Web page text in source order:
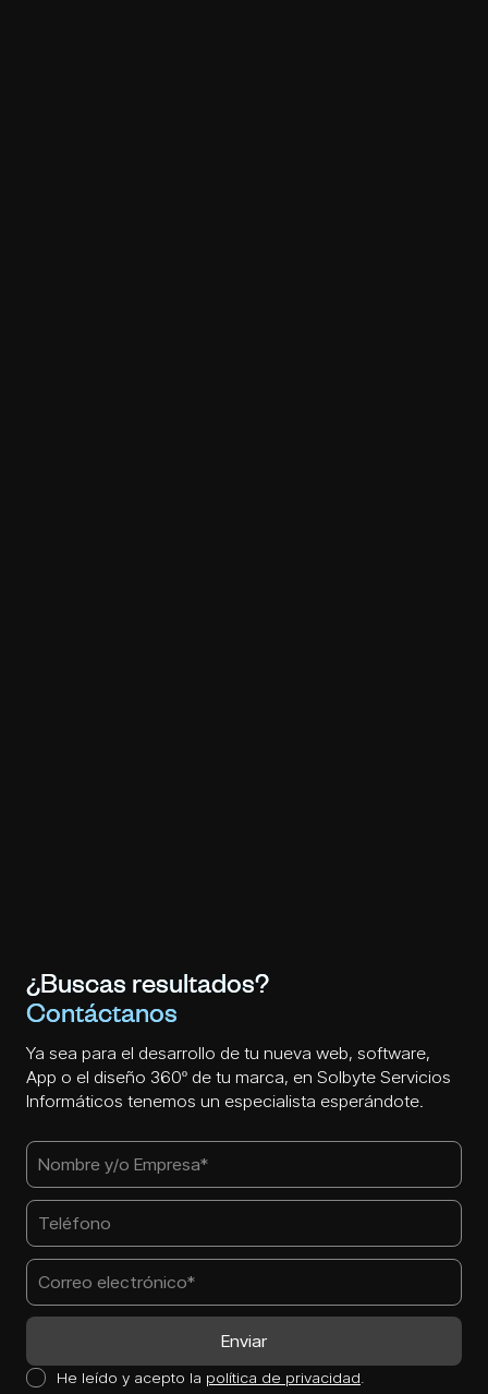
¿Buscas resultados?
Contáctanos
Ya sea para el desarrollo de tu nueva web, software,
App o el diseño 360º de tu marca, en Solbyte Servicios
Informáticos tenemos un especialista esperándote.
He leído y acepto la política de privacidad